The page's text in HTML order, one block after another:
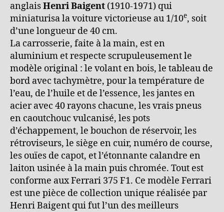
anglaisHenri Baigent (1910-1971) qui
miniaturisa la voiture victorieuse au 1/10e, soit
d’une longueur de 40 cm.
La carrosserie, faite à la main, est en
aluminium et respecte scrupuleusement le
modèle original : le volant en bois, le tableau de
bord avec tachymètre, pour la température de
l’eau, de l’huile et de l’essence, les jantes en
acier avec 40 rayons chacune, les vrais pneus
en caoutchouc vulcanisé, les pots
d’échappement, le bouchon de réservoir, les
rétroviseurs, le siège en cuir, numéro de course,
les ouïes de capot, et l’étonnante calandre en
laiton usinée à la main puis chromée. Tout est
conforme aux Ferrari 375 F1. Ce modèle Ferrari
est une pièce de collection unique réalisée par
Henri Baigent qui fut l’un des meilleurs